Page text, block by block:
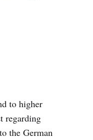
to higher
regarding
the German